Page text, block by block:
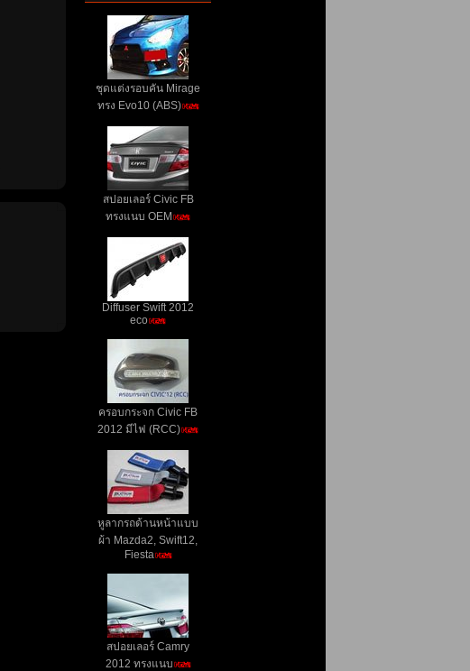
ชุดแต่งรอบคัน Mirage
ทรง Evo10 (ABS)
สปอยเลอร์ Civic FB
ทรงแนบ OEM
Diffuser Swift 2012
eco
ครอบกระจก Civic FB
2012 มีไฟ (RCC)
หูลากรถด้านหน้าแบบ
ผ้า Mazda2, Swift12,
Fiesta
สปอยเลอร์ Camry
2012 ทรงแนบ